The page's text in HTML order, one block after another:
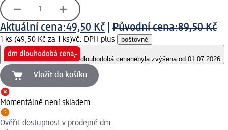
Aktuální cena:49,50 Kč Původní cena:89,50 Kč
1 ks (49,50 Kč za 1 ks)vč. DPH plus poštovné
dlouhodobá cenanebyla zvýšena od 01.07.2026
Vložit do košíku
Momentálně není skladem
Ověřit dostupnost v prodejně dm